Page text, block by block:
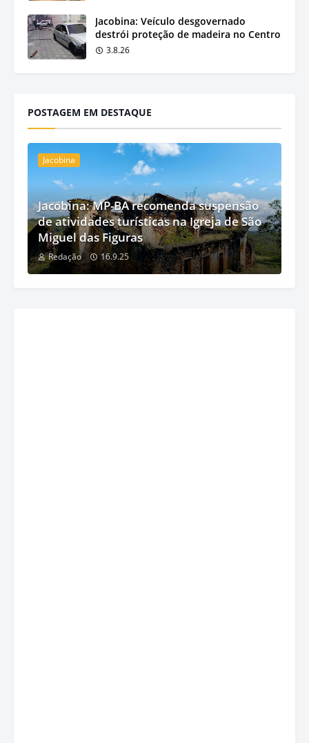
Jacobina: Veículo desgovernado
destrói proteção de madeira no Centro
3.8.26
POSTAGEM EM DESTAQUE
Jacobina
Jacobina: MP-BA recomenda suspensão
de atividades turísticas na Igreja de São
Miguel das Figuras
Redação 16.9.25